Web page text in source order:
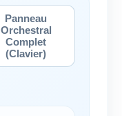
Panneau
Orchestral
Complet
(Clavier)